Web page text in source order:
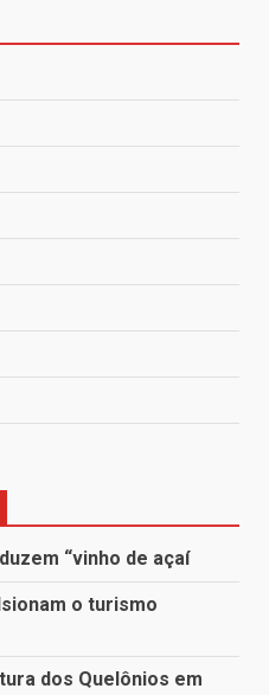
“vinho de açaí
o turismo
dos Quelônios em